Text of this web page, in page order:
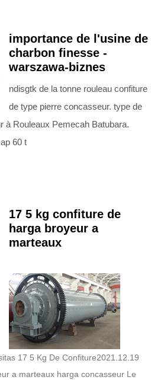
importance de l'usine de
charbon finesse -
warszawa-biznes
ndisgtk de la tonne rouleau confiture
de type pierre concasseur. type de
à Rouleaux Pemecah Batubara.
60 t
17 5 kg confiture de
harga broyeur a
marteaux
17 5 Kg De Confiture2021.12.19
a marteaux harga concasseur Le